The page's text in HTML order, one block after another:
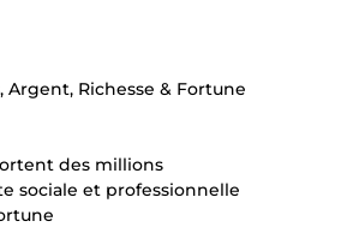
Argent, Richesse & Fortune
des millions
sociale et professionnelle